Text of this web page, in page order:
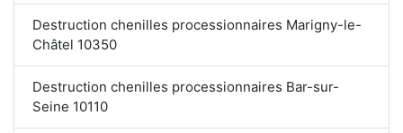
Destruction chenilles processionnaires Marigny-le-
Châtel 10350
Destruction chenilles processionnaires Bar-sur-
Seine 10110